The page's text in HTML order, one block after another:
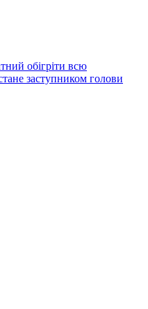
обігріти всю
заступником голови